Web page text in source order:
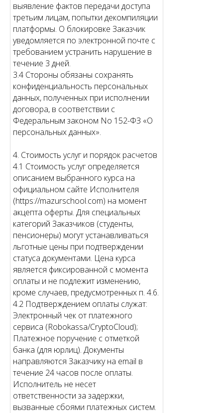
выявление фактов передачи доступа
третьим лицам, попытки декомпиляции
платформы. О блокировке Заказчик
уведомляется по электронной почте с
требованием устранить нарушение в
течение 3 дней.
3.4 Стороны обязаны сохранять
конфиденциальность персональных
данных, полученных при исполнении
договора, в соответствии с
Федеральным законом No 152-ФЗ «О
персональных данных».
4. Стоимость услуг и порядок расчетов
4.1 Стоимость услуг определяется
описанием выбранного курса на
официальном сайте Исполнителя
(https://mazurschool.com) на момент
акцепта оферты. Для специальных
категорий Заказчиков (студенты,
пенсионеры) могут устанавливаться
льготные цены при подтверждении
статуса документами. Цена курса
является фиксированной с момента
оплаты и не подлежит изменению,
кроме случаев, предусмотренных п. 4.6.
4.2 Подтверждением оплаты служат:
Электронный чек от платежного
сервиса (Robokassa/CryptoCloud);
Платежное поручение с отметкой
банка (для юрлиц). Документы
направляются Заказчику на email в
течение 24 часов после оплаты.
Исполнитель не несет
ответственности за задержки,
вызванные сбоями платежных систем.